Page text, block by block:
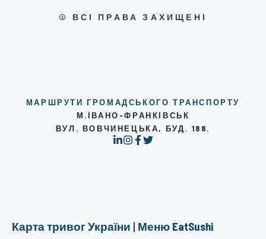
© ВСІ ПРАВА ЗАХИЩЕНІ
МАРШРУТИ ГРОМАДСЬКОГО ТРАНСПОРТУ
М.ІВАНО-ФРАНКІВСЬК
ВУЛ. ВОВЧИНЕЦЬКА, БУД. 188.
Карта тривог України | Меню EatSushi